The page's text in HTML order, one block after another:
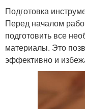
Подготовка
Перед началом
подготовить все
материалы. Это
эффективно и